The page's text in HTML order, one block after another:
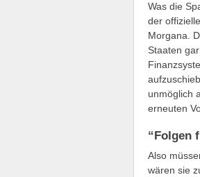
Was die
der
Morgana.
Staaten
unmöglich
erneuten
“Folgen
Also
wären sie